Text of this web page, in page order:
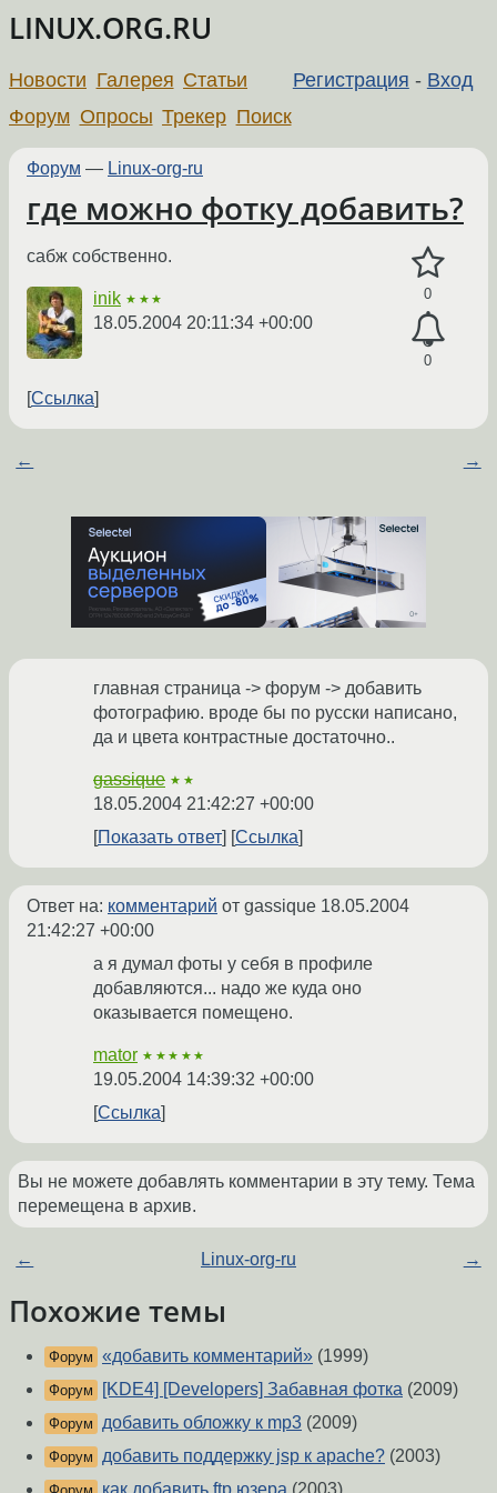
LINUX.ORG.RU
Регистрация - Вход
Новости Галерея Статьи
Форум Опросы Трекер Поиск
Форум — Linux-org-ru
где можно фотку добавить?
0
0
сабж собственно.
inik ★★★
18.05.2004 20:11:34 +00:00
Ссылка
← →
главная страница -> форум -> добавить
фотографию. вроде бы по русски написано,
да и цвета контрастные достаточно..
gassique ★★
18.05.2004 21:42:27 +00:00
Показать ответ
Ссылка
Ответ на: комментарий от gassique 18.05.2004
21:42:27 +00:00
а я думал фоты у себя в профиле
добавляются... надо же куда оно
оказывается помещено.
mator ★★★★★
19.05.2004 14:39:32 +00:00
Ссылка
Вы не можете добавлять комментарии в эту тему. Тема
перемещена в архив.
← Linux-org-ru →
Похожие темы
Форум «добавить комментарий» (1999)
Форум [KDE4] [Developers] Забавная фотка (2009)
Форум добавить обложку к mp3 (2009)
Форум добавить поддержку jsp к apache? (2003)
как добавить ftp юзера (2003)